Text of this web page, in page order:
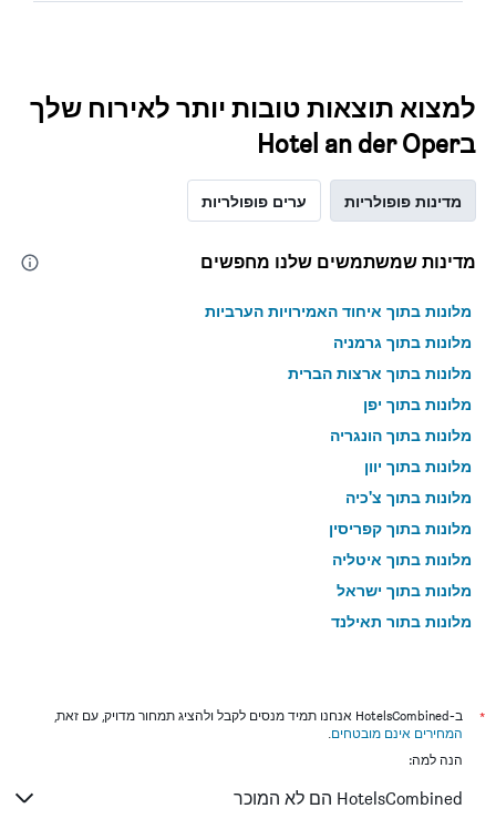
למצוא תוצאות טובות יותר לאירוח שלך
בHotel an der Oper
מדינות פופולריות ערים פופולריות
מדינות שמשתמשים שלנו מחפשים
מלונות בתוך איחוד האמירויות הערביות
מלונות בתוך גרמניה
מלונות בתוך ארצות הברית
מלונות בתוך יפן
מלונות בתוך הונגריה
מלונות בתוך יוון
מלונות בתוך צ'כיה
מלונות בתוך קפריסין
מלונות בתוך איטליה
מלונות בתוך ישראל
מלונות בתוך תאילנד
*
ב-HotelsCombined אנחנו תמיד מנסים לקבל ולהציג תמחור מדויק, עם זאת,
המחירים אינם מובטחים.
הנה למה:
HotelsCombined הם לא המוכר